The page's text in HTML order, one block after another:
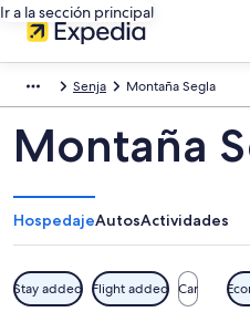
Ir a la sección principal
Senja Montaña Segla
Montaña
HospedajeAutosActividades
Stay added Flight added Car